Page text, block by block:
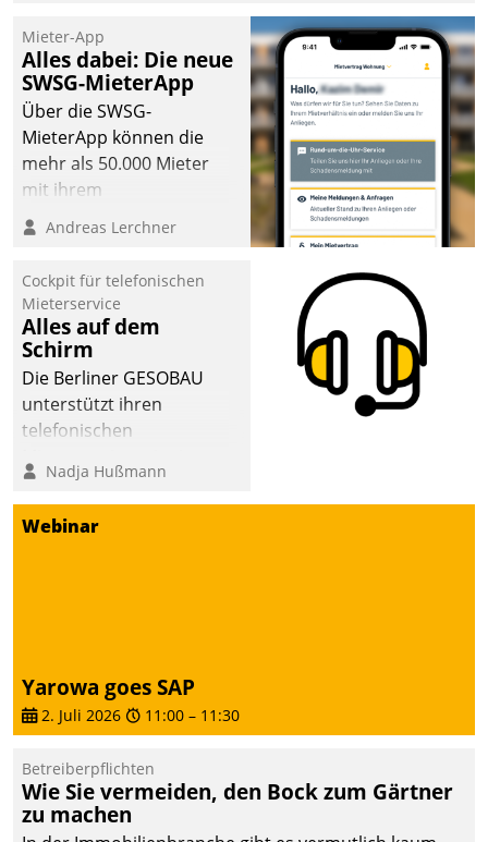
Mieter-App
Alles dabei: Die neue
SWSG-MieterApp
Über die SWSG-
MieterApp können die
mehr als 50.000 Mieter
mit ihrem
Wohnungsunternehmen
kommunizieren, auf dem
einsehen und ändern
oder
Schadensmeldungen
abgeben – rund um die
Uhr.
Andreas Lerchner
Cockpit für telefonischen
Mieterservice
Alles auf dem
Schirm
Die Berliner GESOBAU
unterstützt ihren
telefonischen
digitalen Cockpit, das
situationsbezogen
passende Fragen und
Mietenden zügiger und
effizienter zu bearbeiten.
Nadja Hußmann
Webinar
Yarowa goes SAP
2. Juli 2026 11:00 – 11:30
Betreiberpflichten
Wie Sie vermeiden, den Bock zum Gärtner
zu machen